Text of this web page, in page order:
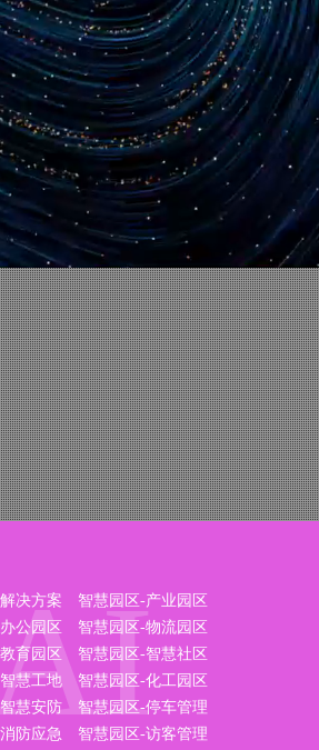
决方案
智慧园区-产业园区
公园区
智慧园区-物流园区
育园区
智慧园区-智慧社区
慧工地
智慧园区-化工园区
慧安防
智慧园区-停车管理
防应急
智慧园区-访客管理